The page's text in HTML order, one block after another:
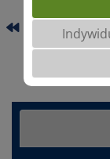
V-Max®
V-Max®